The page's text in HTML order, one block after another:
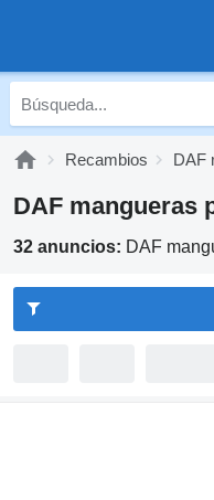
Recambios DAF
DAF mangueras
32 anuncios: DAF